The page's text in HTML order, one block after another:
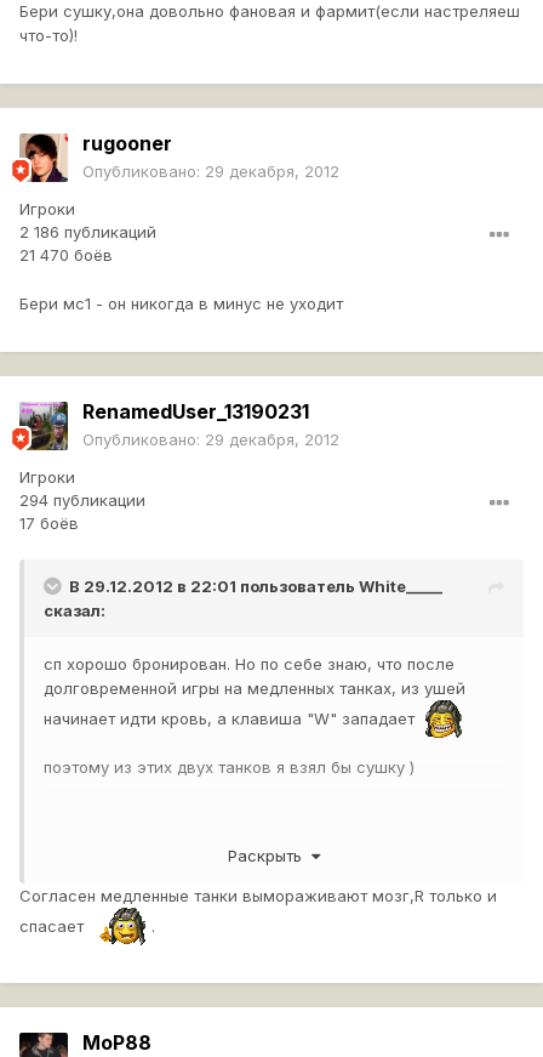
Бери сушку,она довольно фановая и фармит(если настреляеш
что-то)!
rugooner
Опубликовано: 29 декабря, 2012
Игроки
2 186 публикаций
21 470 боёв
Бери мс1 - он никогда в минус не уходит
RenamedUser_13190231
Опубликовано: 29 декабря, 2012
Игроки
294 публикации
17 боёв
В 29.12.2012 в 22:01 пользователь White_____
сказал:
сп хорошо бронирован. Но по себе знаю, что после
долговременной игры на медленных танках, из ушей
начинает идти кровь, а клавиша "W" западает
поэтому из этих двух танков я взял бы сушку )
З.Ы. Всем добра! ВСех с Наступающем Новым годом!
Раскрыть
Согласен медленные танки вымораживают мозг,R только и
спасает
.
MoP88